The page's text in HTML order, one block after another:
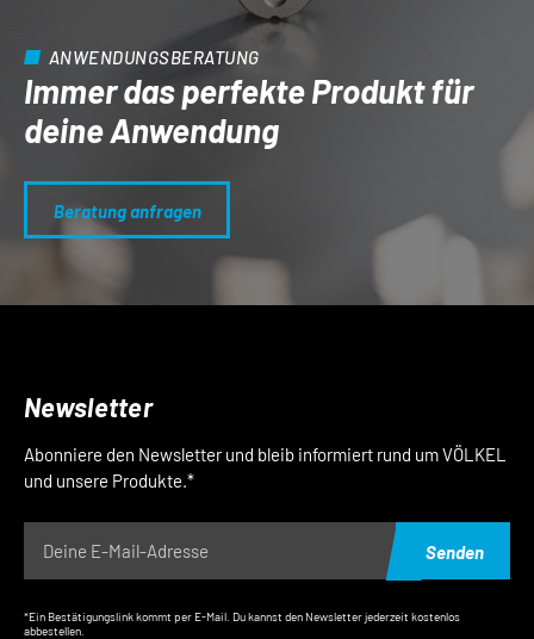
ANWENDUNGSBERATUNG
Immer das perfekte Produkt für
deine Anwendung
Beratung anfragen
Newsletter
Abonniere den Newsletter und bleib informiert rund um VÖLKEL
und unsere Produkte.*
Senden
*Ein Bestätigungslink kommt per E-Mail. Du kannst den Newsletter jederzeit kostenlos
abbestellen.